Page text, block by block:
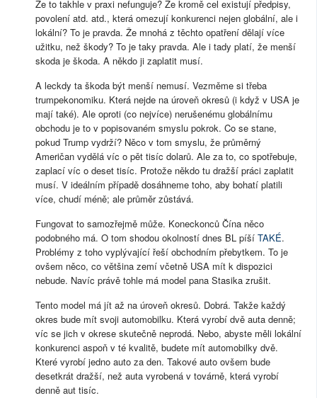
Že to takhle v praxi nefunguje? Že kromě cel existují předpisy,
povolení atd. atd., která omezují konkurenci nejen globální, ale i
lokální? To je pravda. Že mnohá z těchto opatření dělají více
užitku, než škody? To je taky pravda. Ale i tady platí, že menší
skoda je škoda. A někdo ji zaplatit musí.
A leckdy ta škoda být menší nemusí. Vezměme si třeba
trumpekonomiku. Která nejde na úroveň okresů (i když v USA je
mají také). Ale oproti (co nejvíce) nerušenému globálnímu
obchodu je to v popisovaném smyslu pokrok. Co se stane,
pokud Trump vydrží? Něco v tom smyslu, že průměrný
Američan vydělá víc o pět tisíc dolarů. Ale za to, co spotřebuje,
zaplací víc o deset tisíc. Protože někdo tu dražší práci zaplatit
musí. V ideálním případě dosáhneme toho, aby bohatí platili
více, chudí méně; ale průměr zůstává.
Fungovat to samozřejmě může. Koneckonců Čína něco
podobného má. O tom shodou okolností dnes BL píší TAKÉ.
Problémy z toho vyplývající řeší obchodním přebytkem. To je
ovšem něco, co většina zemí včetně USA mít k dispozici
nebude. Navíc právě tohle má model pana Stasika zrušit.
Tento model má jít až na úroveň okresů. Dobrá. Takže každý
okres bude mít svoji automobilku. Která vyrobí dvě auta denně;
víc se jich v okrese skutečně neprodá. Nebo, abyste měli lokální
konkurenci aspoň v té kvalitě, budete mít automobilky dvě.
Které vyrobí jedno auto za den. Takové auto ovšem bude
desetkrát dražší, než auta vyrobená v továrně, která vyrobí
denně aut tisíc.